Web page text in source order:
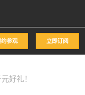
参观 立即订阅
好礼！